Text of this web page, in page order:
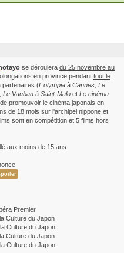
se déroulera du 25 novembre au
en province pendant tout le
partenaires (L'olympia à Cannes Le
Le Vauban à Saint-Malo et Le cinéma
promouvoir le cinéma japonais en
de 18 mois sur l'archipel nippone et
sont en compétition et 5 films hors
aux moins de 15 ans
Premier
Culture du Japon
Culture du Japon
Culture du Japon
Culture du Japon